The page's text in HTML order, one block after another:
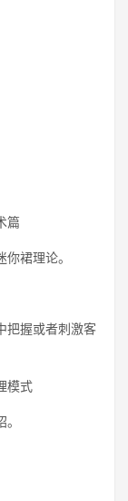
篇
裙理论。
把握或者刺激客
模式